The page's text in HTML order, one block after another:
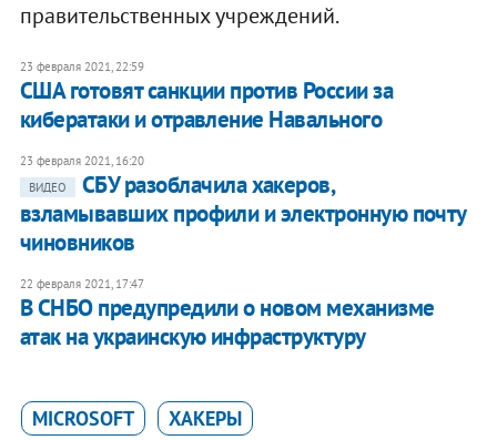
правительственных учреждений.
23 февраля 2021, 22:59
США готовят санкции против России за
кибератаки и отравление Навального
23 февраля 2021, 16:20
ВИДЕО
СБУ разоблачила хакеров,
взламывавших профили и электронную почту
чиновников
22 февраля 2021, 17:47
В СНБО предупредили о новом механизме
атак на украинскую инфраструктуру
MICROSOFT ХАКЕРЫ